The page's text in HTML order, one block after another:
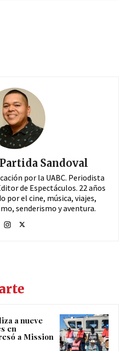
Sandoval
por la UABC. Periodista
de Espectáculos. 22 años
por el cine, música, viajes,
senderismo y aventura.
a nueve
en
a Mission